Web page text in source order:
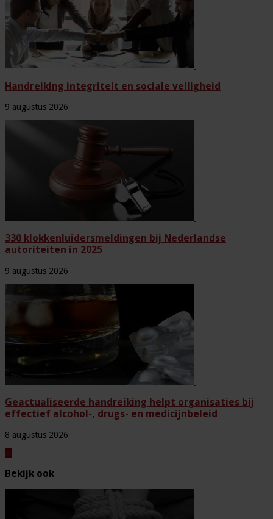
Handreiking integriteit en sociale veiligheid
9 augustus 2026
330 klokkenluidersmeldingen bij Nederlandse
autoriteiten in 2025
9 augustus 2026
Geactualiseerde handreiking helpt organisaties bij
effectief alcohol-, drugs- en medicijnbeleid
8 augustus 2026
Bekijk ook